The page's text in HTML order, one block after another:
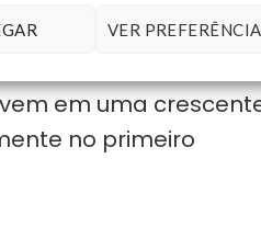
VER
do E-
em uma
no primeiro